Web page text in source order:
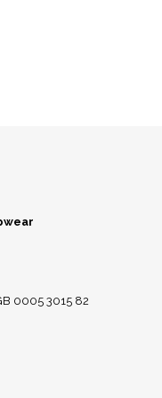
0005 3015 82